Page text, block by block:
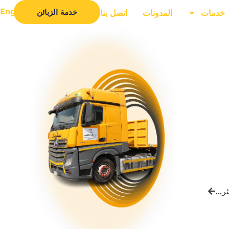
خدمات المدونات اتصل بنا خدمة الزبائن English